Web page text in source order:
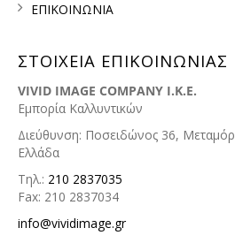
ΕΠΙΚΟΙΝΩΝΙΑ
ΣΤΟΙΧΕΙΑ ΕΠΙΚΟΙΝΩΝΙΑΣ
VIVID IMAGE COMPANY I.K.E.
Εμπορία Καλλυντικών
Διεύθυνση: Ποσειδώνος 36,
Ελλάδα
Τηλ.: 210 2837035
Fax: 210 2837034
info@vividimage.gr